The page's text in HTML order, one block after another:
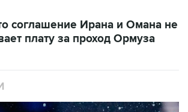
соглашение Ирана и Омана не
плату за проход Ормуза